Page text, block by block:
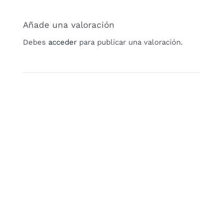
Añade una valoración
Debes accederpara publicar una valoración.